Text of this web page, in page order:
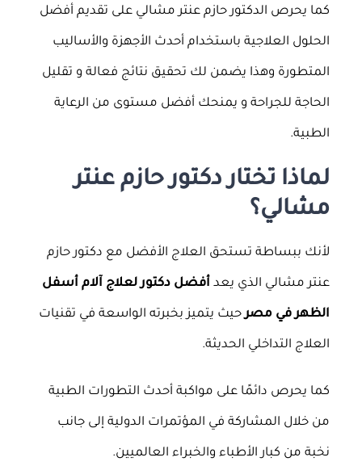
كما يحرص الدكتور حازم عنتر مشالي على تقديم أفضل
الحلول العلاجية باستخدام أحدث الأجهزة والأساليب
المتطورة وهذا يضمن لك تحقيق نتائج فعالة و تقليل
الحاجة للجراحة و يمنحك أفضل مستوى من الرعاية
الطبية.
لماذا تختار دكتور حازم عنتر
مشالي؟
لأنك ببساطة تستحق العلاج الأفضل مع دكتور حازم
عنتر مشالي الذي يعد أفضل دكتور لعلاج آلام أسفل
الظهر في مصرحيث يتميز بخبرته الواسعة في تقنيات
العلاج التداخلي الحديثة.
كما يحرص دائمًا على مواكبة أحدث التطورات الطبية
من خلال المشاركة في المؤتمرات الدولية إلى جانب
نخبة من كبار الأطباء والخبراء العالميين.